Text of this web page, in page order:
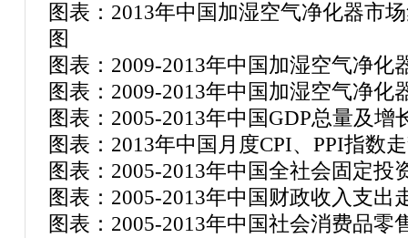
图表：2013年中国加湿空气净化器市
图
图表：2009-2013年中国加湿空气净化
图表：2009-2013年中国加湿空气净化
图表：2005-2013年中国GDP总量及增
图表：2013年中国月度CPI、PPI指数
图表：2005-2013年中国全社会固定投
图表：2005-2013年中国财政收入支
图表：2005-2013年中国社会消费品零